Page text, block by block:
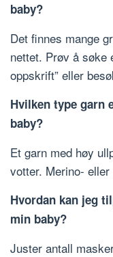
baby?
Det finnes mange
nettet. Prøv å søke
oppskrift” eller
Hvilken type garn
baby?
Et garn med høy
votter. Merino-
Hvordan kan jeg
min baby?
Juster antall